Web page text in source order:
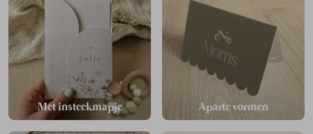
Met insteekmapje Aparte vormen